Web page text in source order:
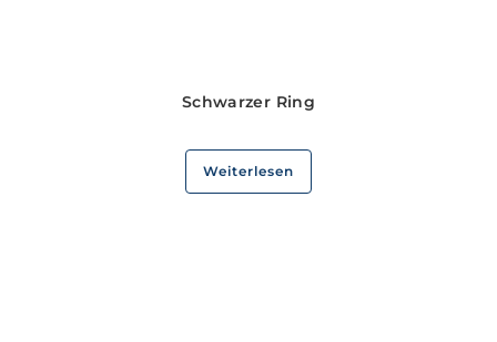
Schwarzer Ring
Weiterlesen